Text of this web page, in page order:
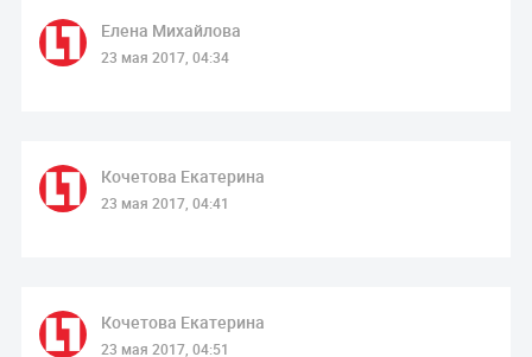
Елена Михайлова
23 мая 2017, 04:34
Кочетова Екатерина
23 мая 2017, 04:41
Кочетова Екатерина
23 мая 2017, 04:51